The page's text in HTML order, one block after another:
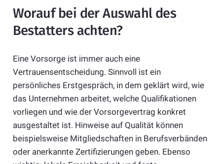
Worauf bei der Auswahl des
Bestatters achten?
Eine Vorsorge ist immer auch eine
Vertrauensentscheidung. Sinnvoll ist ein
persönliches Erstgespräch, in dem geklärt wird, wie
das Unternehmen arbeitet, welche Qualifikationen
vorliegen und wie der Vorsorgevertrag konkret
ausgestaltet ist. Hinweise auf Qualität können
beispielsweise Mitgliedschaften in Berufsverbänden
oder anerkannte Zertifizierungen geben. Ebenso